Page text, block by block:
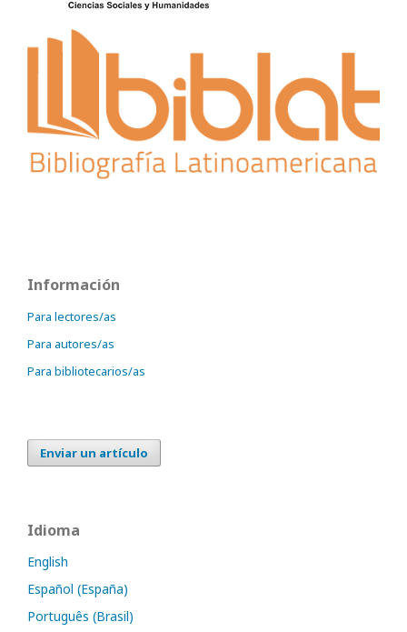
Información
Para lectores/as
Para autores/as
Para bibliotecarios/as
Enviar un artículo
Idioma
English
Español (España)
Português (Brasil)